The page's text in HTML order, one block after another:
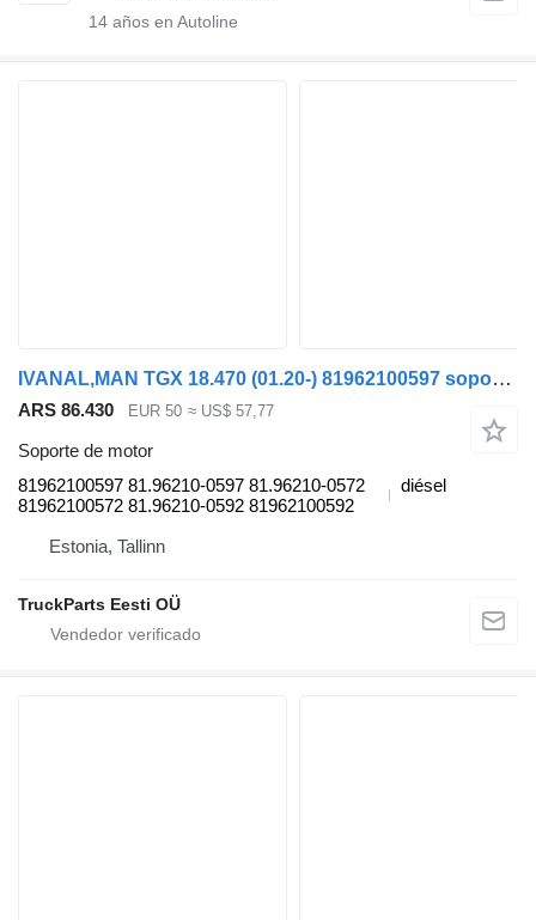
14 años en Autoline
IVANAL,MAN TGX 18.470 (01.20-) 81962100597 soporte de motor para MAN TGL, TGM, TGS, TGX (2020-) cabeza tractora
ARS 86.430 EUR 50 ≈ US$ 57,77
Soporte de motor
81962100597 81.96210-0597 81.96210-0572
81962100572 81.96210-0592 81962100592
diésel
Estonia, Tallinn
TruckParts Eesti OÜ